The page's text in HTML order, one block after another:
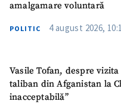
amalgamare voluntară
POLITIC 4 august 2026,
Vasile Tofan, despre
taliban din Afganistan la
inacceptabilă”